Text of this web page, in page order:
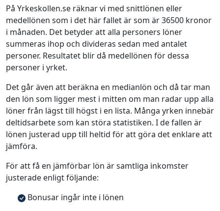
På Yrkeskollen.se räknar vi med snittlönen eller
medellönen som i det här fallet är som är 36500 kronor
i månaden. Det betyder att alla personers löner
summeras ihop och divideras sedan med antalet
personer. Resultatet blir då medellönen för dessa
personer i yrket.
Det går även att beräkna en medianlön och då tar man
den lön som ligger mest i mitten om man radar upp alla
löner från lägst till högst i en lista. Många yrken innebär
deltidsarbete som kan störa statistiken. I de fallen är
lönen justerad upp till heltid för att göra det enklare att
jämföra.
För att få en jämförbar lön är samtliga inkomster
justerade enligt följande:
Bonusar ingår inte i lönen